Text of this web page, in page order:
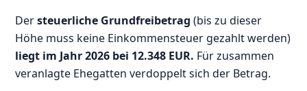
Dersteuerliche Grundfreibetrag (bis zu dieser
Höhe muss keine Einkommensteuer gezahlt werden)
liegt im Jahr 2026 bei 12.348 EUR. Für zusammen
veranlagte Ehegatten verdoppelt sich der Betrag.